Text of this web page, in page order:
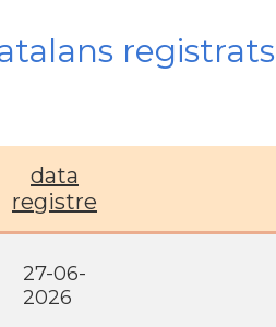
data
registre
27-06-
2026